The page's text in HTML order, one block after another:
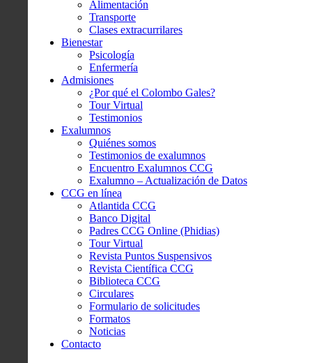
Alimentación
Transporte
Clases extracurrilares
Bienestar
Psicología
Enfermería
Admisiones
¿Por qué el Colombo Gales?
Tour Virtual
Testimonios
Exalumnos
Quiénes somos
Testimonios de exalumnos
Encuentro Exalumnos CCG
Exalumno – Actualización de Datos
CCG en línea
Atlantida CCG
Banco Digital
Padres CCG Online (Phidias)
Tour Virtual
Revista Puntos Suspensivos
Revista Científica CCG
Biblioteca CCG
Circulares
Formulario de solicitudes
Formatos
Noticias
Contacto